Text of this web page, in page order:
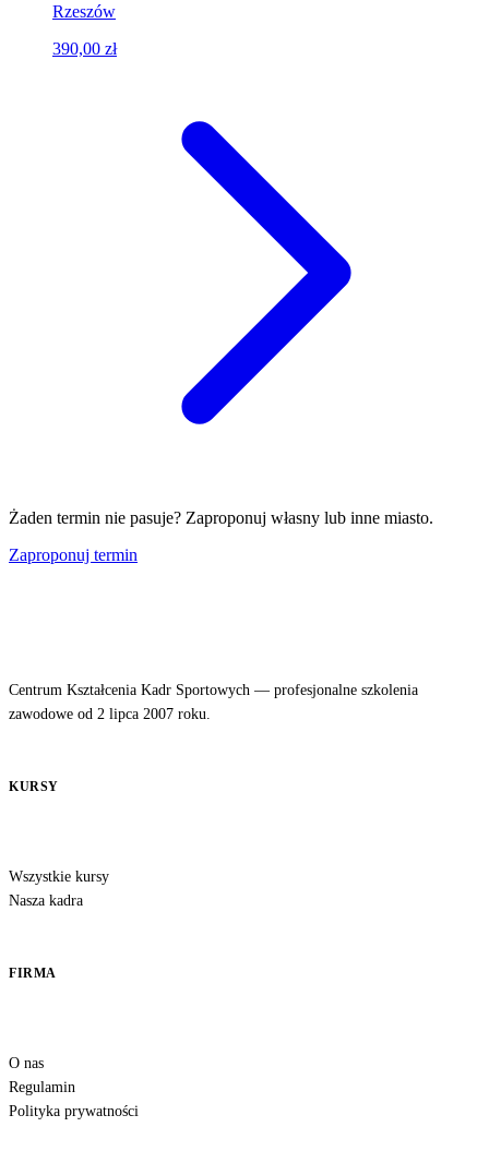
Rzeszów
390,00 zł
Żaden termin nie pasuje? Zaproponuj własny lub inne miasto.
Zaproponuj termin
Centrum Kształcenia Kadr Sportowych — profesjonalne szkolenia
zawodowe od 2 lipca 2007 roku.
KURSY
Wszystkie kursy
Nasza kadra
FIRMA
O nas
Regulamin
Polityka prywatności